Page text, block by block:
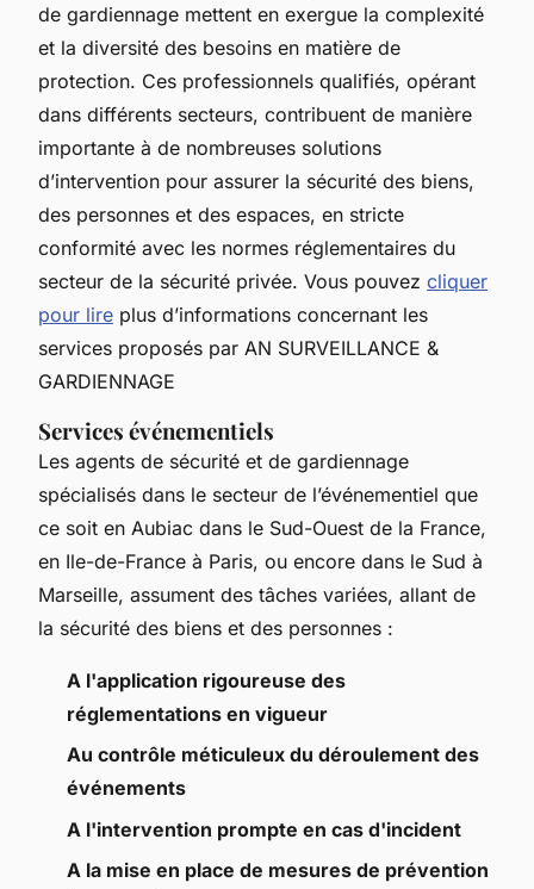
de gardiennage mettent en exergue la complexité
et la diversité des besoins en matière de
protection. Ces professionnels qualifiés, opérant
dans différents secteurs, contribuent de manière
importante à de nombreuses solutions
d’intervention pour assurer la sécurité des biens,
des personnes et des espaces, en stricte
conformité avec les normes réglementaires du
secteur de la sécurité privée. Vous pouvez cliquer
pour lire plus d’informations concernant les
services proposés par AN SURVEILLANCE &
GARDIENNAGE
Services événementiels
Les agents de sécurité et de gardiennage
spécialisés dans le secteur de l’événementiel que
ce soit en Aubiac dans le Sud-Ouest de la France,
en Ile-de-France à Paris, ou encore dans le Sud à
Marseille, assument des tâches variées, allant de
la sécurité des biens et des personnes :
A l'application rigoureuse des
réglementations en vigueur
Au contrôle méticuleux du déroulement des
événements
A l'intervention prompte en cas d'incident
A la mise en place de mesures de prévention